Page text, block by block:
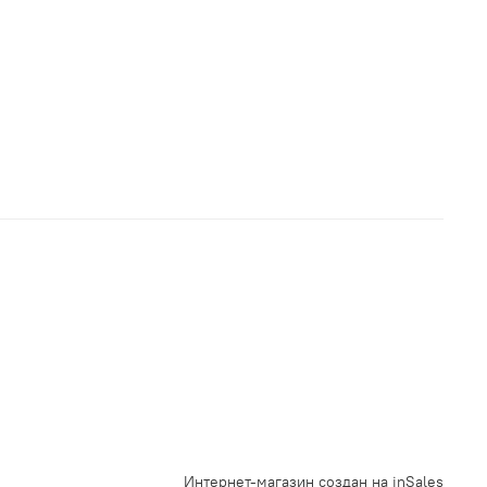
Интернет-магазин создан на inSales